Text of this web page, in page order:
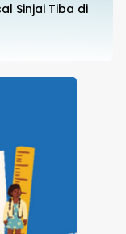
Sinjai Tiba di